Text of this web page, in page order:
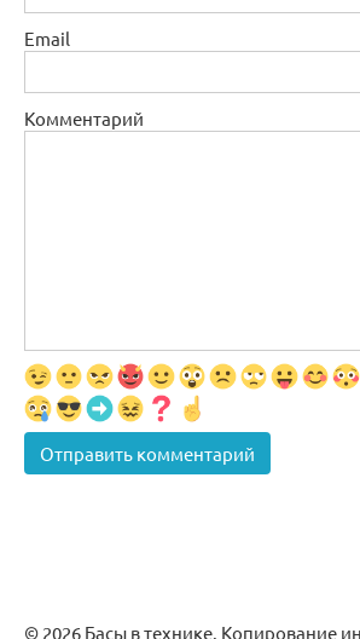
Email
Комментарий
© 2026 Басы в технике. Копирование